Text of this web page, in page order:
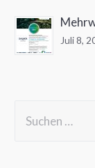
Juli 8,